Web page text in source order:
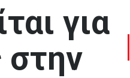
για
στην